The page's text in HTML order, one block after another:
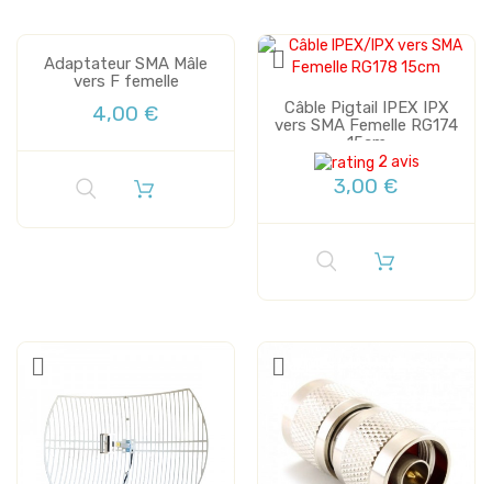
Adaptateur SMA Mâle
vers F femelle
4,00 €
Câble Pigtail IPEX IPX
vers SMA Femelle RG174
15cm
2 avis
3,00 €